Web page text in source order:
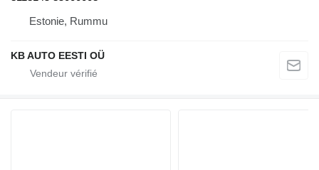
Estonie, Rummu
KB AUTO EESTI OÜ